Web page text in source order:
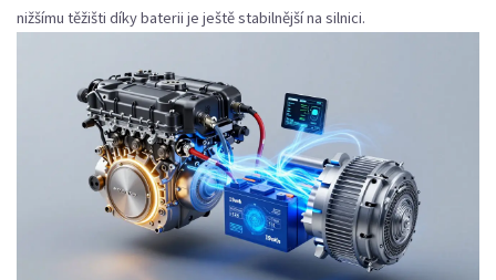
nižšímu těžišti díky baterii je ještě stabilnější na silnici.